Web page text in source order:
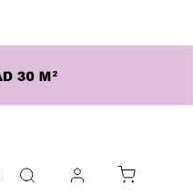
Nápověda - FAQ